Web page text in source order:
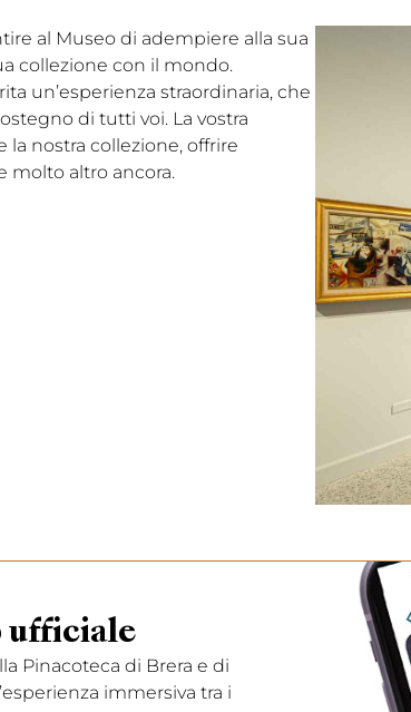
al Museo di adempiere alla sua
collezione con il mondo.
un’esperienza straordinaria, che
di tutti voi. La vostra
nostra collezione, offrire
molto altro ancora.
ufficiale
Pinacoteca di Brera e di
immersiva tra i